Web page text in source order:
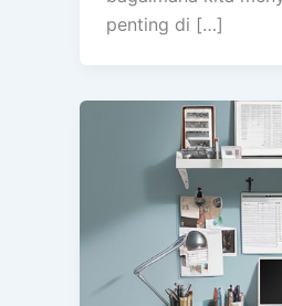
penting di […]